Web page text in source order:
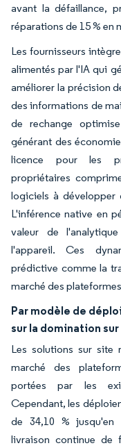
avant la défaillance,
réparations de 15 % en
Les fournisseurs
alimentés par l'IA qui
améliorer la précision
des informations de
de rechange
générant des
licence pour les
propriétaires
logiciels à développer
L'inférence native en
valeur de
l'appareil. Ces
prédictive comme la
marché des
Par modèle de
sur la domination
Les solutions sur site
marché des
portées par les
Cependant, les
de 34,10 % jusqu'en
livraison continue de